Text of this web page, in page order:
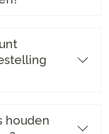
houden